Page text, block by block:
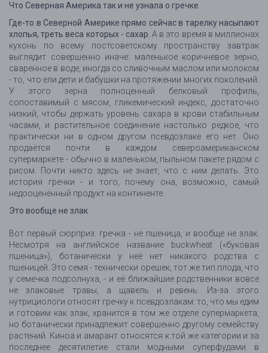
Что Северная Америка так и не узнала о гречке
Где-то в Северной Америке прямо сейчас в тарелку насыпают
хлопья, треть веса которых - сахар. А в это время в миллионах
кухонь по всему постсоветскому пространству завтрак
выглядит совершенно иначе: маленькое коричневое зерно,
сваренное в воде, иногда со сливочным маслом или молоком
- то, что ели дети и бабушки на протяжении многих поколений.
У этого зерна полноценный белковый профиль,
сопоставимый с мясом, гликемический индекс, достаточно
низкий, чтобы держать уровень сахара в крови стабильным
часами, и растительное соединение настолько редкое, что
практически ни в одном другом псевдозлаке его нет. Оно
продаётся почти в каждом североамериканском
супермаркете - обычно в маленьком, пыльном пакете рядом с
рисом. Почти никто здесь не знает, что с ним делать. Это
история гречки - и того, почему она, возможно, самый
недооценённый продукт на континенте.
Это вообще не злак
Вот первый сюрприз: гречка - не пшеница, и вообще не злак.
Несмотря на английское название buckwheat («буковая
пшеница»), ботанически у неё нет никакого родства с
пшеницей. Это семя - технически орешек, тот же тип плода, что
у семечка подсолнуха, - и её ближайшие родственники вовсе
не злаковые травы, а щавель и ревень. Из-за этого
нутрициологи относят гречку к псевдозлакам: то, что мы едим
и готовим как злак, хранится в том же отделе супермаркета,
но ботанически принадлежит совершенно другому семейству
растений. Киноа и амарант относятся к той же категории и за
последнее десятилетие стали модными суперфудами в